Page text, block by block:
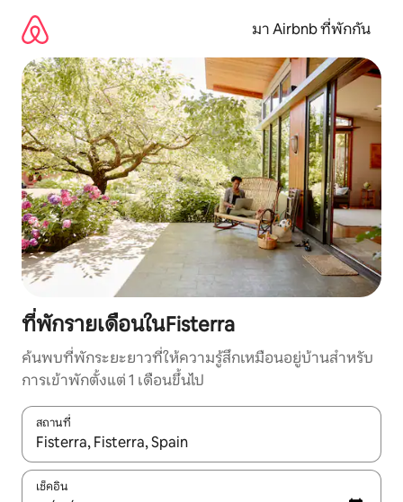
เนื้อหา
มา Airbnb ที่พักกัน
ที่พักรายเดือนในFisterra
ค้นพบที่พักระยะยาวที่ให้ความรู้สึกเหมือนอยู่บ้านสำหรับ
การเข้าพักตั้งแต่ 1 เดือนขึ้นไป
สถานที่
ใช้ลูกศรขึ้นลง หรือใช้การสัมผัสหรือปัด เพื่อสำรวจผลการค้นหา
เช็คอิน